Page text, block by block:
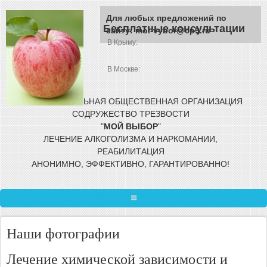
Перейти к основному содержанию
МЕЖРЕГИОНАЛЬНАЯ ОБЩЕСТВЕННАЯ ОРГАНИЗАЦИЯ
СОДРУЖЕСТВО ТРЕЗВОСТИ
"МОЙ ВЫБОР"
ЛЕЧЕНИЕ АЛКОГОЛИЗМА И НАРКОМАНИИ,
РЕАБИЛИТАЦИЯ
АНОНИМНО, ЭФФЕКТИВНО, ГАРАНТИРОВАННО!
Бесплатные консультации
В Крыму:
В Москве:
ГЛАВНАЯ
ЛЕЧЕНИЕ ЗАВИСИМОСТИ
Наши фотографии
Лечение химической зависимости и
Для любых предложений по
сайту: moi-vybor@cp9.ru